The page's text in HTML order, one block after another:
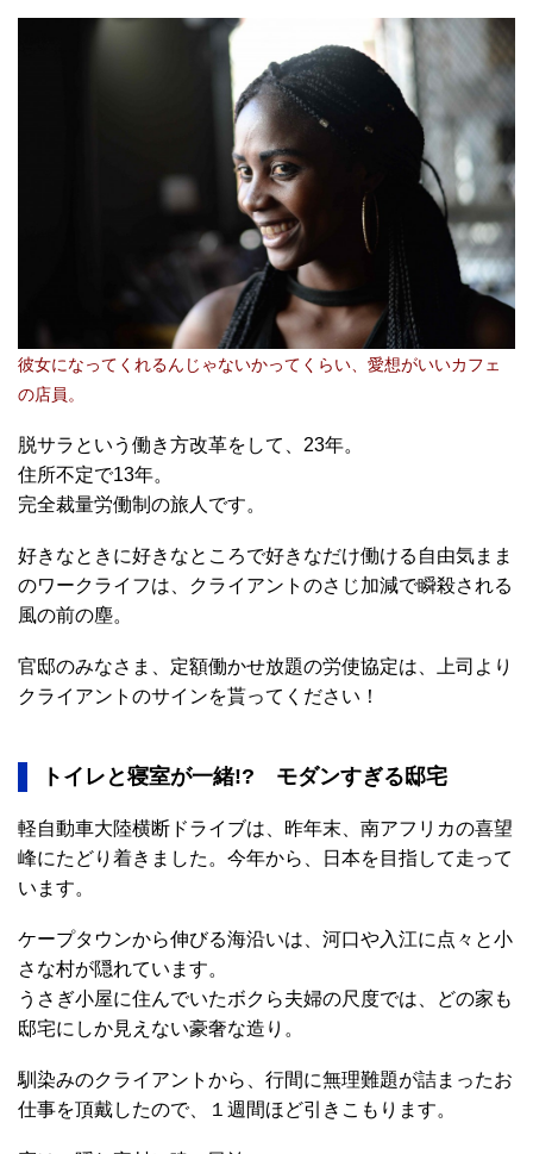
彼女になってくれるんじゃないかってくらい、愛想がいいカフェ
の店員。
脱サラという働き方改革をして、23年。
住所不定で13年。
完全裁量労働制の旅人です。
好きなときに好きなところで好きなだけ働ける自由気まま
のワークライフは、クライアントのさじ加減で瞬殺される
風の前の塵。
官邸のみなさま、定額働かせ放題の労使協定は、上司より
クライアントのサインを貰ってください！
トイレと寝室が一緒!? モダンすぎる邸宅
軽自動車大陸横断ドライブは、昨年末、南アフリカの喜望
峰にたどり着きました。今年から、日本を目指して走って
います。
ケープタウンから伸びる海沿いは、河口や入江に点々と小
さな村が隠れています。
うさぎ小屋に住んでいたボクら夫婦の尺度では、どの家も
邸宅にしか見えない豪奢な造り。
馴染みのクライアントから、行間に無理難題が詰まったお
仕事を頂戴したので、１週間ほど引きこもります。